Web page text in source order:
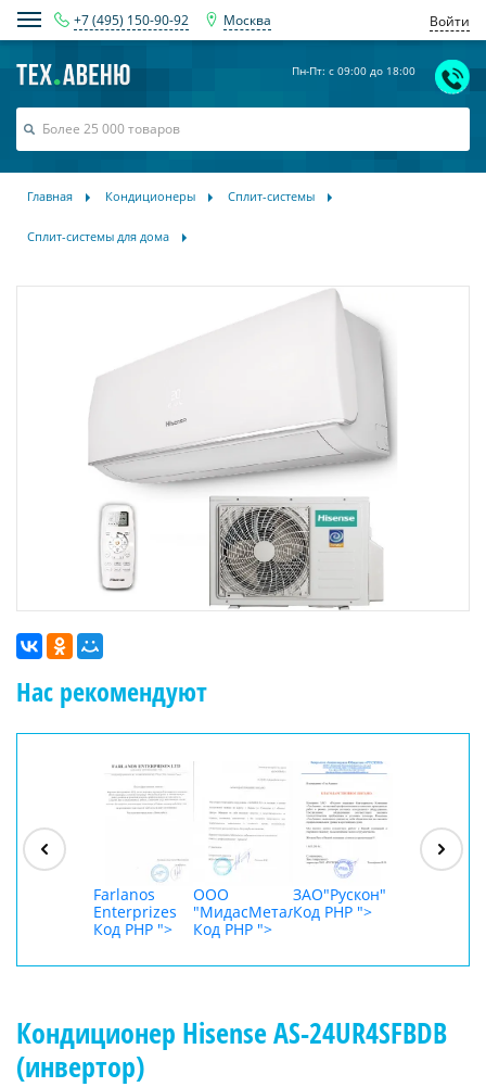
+7 (495) 150-90-92 Москва Войти
Пн-Пт: с 09:00 до 18:00
Главная Кондиционеры Сплит-системы
Сплит-системы для дома
Нас рекомендуют
Farlanos
Enterprizes
Код PHP ">
ООО
"МидасМеталлАрт"
Код PHP ">
ЗАО"Рускон"
Код PHP ">
Кондиционер Hisense AS-24UR4SFBDB
(инвертор)